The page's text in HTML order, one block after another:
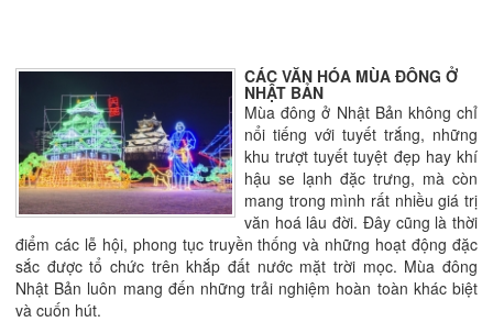
CÁC VĂN HÓA MÙA ĐÔNG Ở
NHẬT BẢN
Mùa đông ở Nhật Bản không chỉ
nổi tiếng với tuyết trắng, những
khu trượt tuyết tuyệt đẹp hay khí
hậu se lạnh đặc trưng, mà còn
mang trong mình rất nhiều giá trị
văn hoá lâu đời. Đây cũng là thời
điểm các lễ hội, phong tục truyền thống và những hoạt động đặc
sắc được tổ chức trên khắp đất nước mặt trời mọc. Mùa đông
Nhật Bản luôn mang đến những trải nghiệm hoàn toàn khác biệt
và cuốn hút.